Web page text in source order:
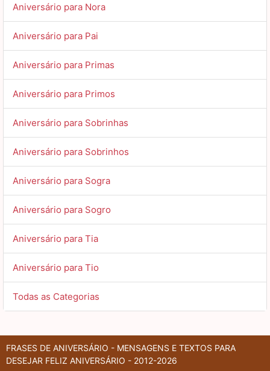
Aniversário para Nora
Aniversário para Pai
Aniversário para Primas
Aniversário para Primos
Aniversário para Sobrinhas
Aniversário para Sobrinhos
Aniversário para Sogra
Aniversário para Sogro
Aniversário para Tia
Aniversário para Tio
Todas as Categorias
FRASES DE ANIVERSÁRIO - MENSAGENS E TEXTOS PARA
DESEJAR FELIZ ANIVERSÁRIO - 2012-2026